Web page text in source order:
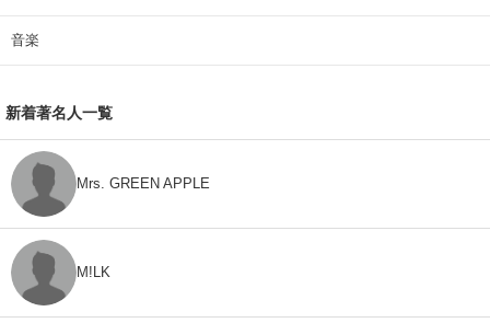
音楽
新着著名人一覧
Mrs. GREEN APPLE
M!LK